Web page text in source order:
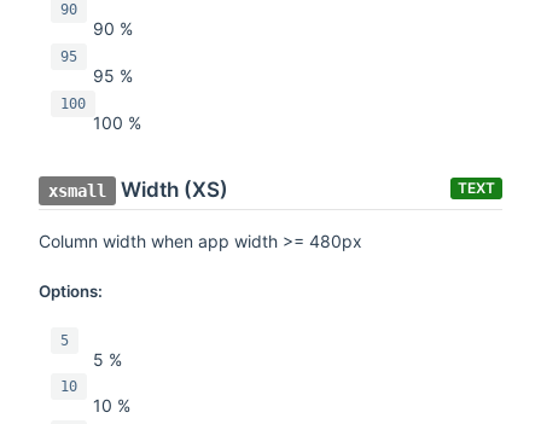
90
90 %
95
95 %
100
100 %
xsmall Width (XS) TEXT
Column width when app width >= 480px
Options:
5
5 %
10
10 %